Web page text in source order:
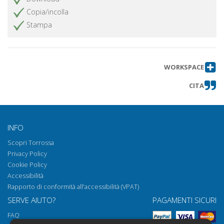
Copia/incolla
Stampa
WORKSPACE
CITA
INFO
Scopri Torrossa
Privacy Policy
Cookie Policy
Accessibilità
Rapporto di conformità all'accessibilità (VPAT)
SERVE AIUTO?
FAQ
PAGAMENTI SICURI